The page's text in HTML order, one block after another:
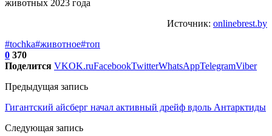
Источник: onlinebrest.by
#tochka#животное#топ
0 370
Поделится VKOK.ruFacebookTwitterWhatsAppTelegramViber
Предыдущая запись
Гигантский айсберг начал активный дрейф вдоль Антарктиды
Следующая запись